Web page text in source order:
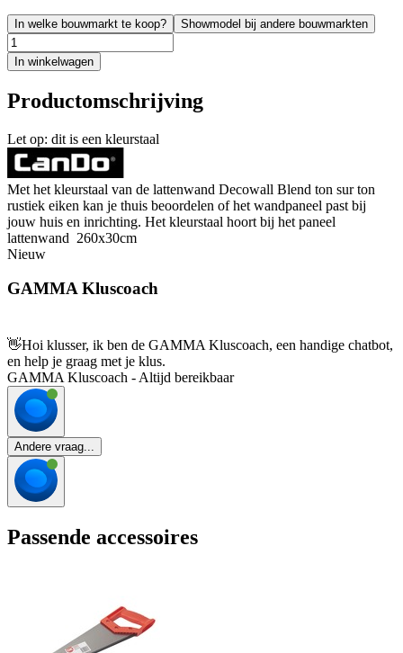
In welke bouwmarkt te koop? Showmodel bij andere bouwmarkten
In winkelwagen
Productomschrijving
Let op: dit is een kleurstaal
Met het kleurstaal van de lattenwand Decowall Blend ton sur ton
rustiek eiken kan je thuis beoordelen of het wandpaneel past bij
jouw huis en inrichting. Het kleurstaal hoort bij het paneel
lattenwand 260x30cm
Nieuw
GAMMA Kluscoach
👋Hoi klusser, ik ben de GAMMA Kluscoach, een handige chatbot,
en help je graag met je klus.
GAMMA Kluscoach - Altijd bereikbaar
Andere vraag...
Passende accessoires